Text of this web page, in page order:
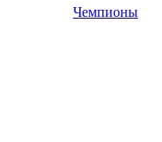
Чемпионы